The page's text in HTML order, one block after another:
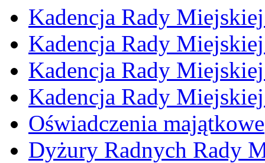
Kadencja Rady
Kadencja Rady
Kadencja Rady
Kadencja Rady
Oświadczenia majątkowe
Dyżury Radnych Rady